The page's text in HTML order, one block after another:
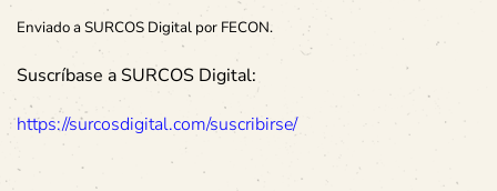
Enviado a SURCOS Digital por FECON.
Suscríbase a SURCOS Digital:
https://surcosdigital.com/suscribirse/